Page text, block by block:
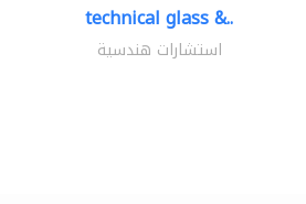
technical glass &..
استشارات هندسية